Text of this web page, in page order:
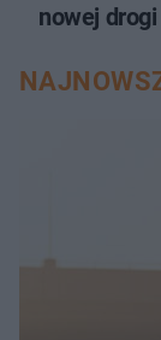
nowej drogi